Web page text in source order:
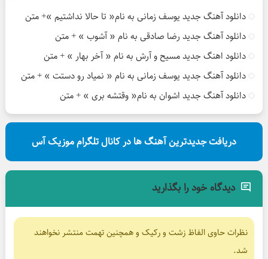
دانلود آهنگ جدید یوسف زمانی به نام« تا حالا نداشتیم »+ متن
دانلود آهنگ جدید رضا صادقی به نام « آشوب » + متن
دانلود اهنگ جدید مسیح و آرش به نام « آخر بهار » + متن
دانلود آهنگ جدید یوسف زمانی به نام « نمیاد رو دستت » + متن
دانلود آهنگ جدید اشوان به نام« وقتشه بری » + متن
دریافت جدیدترین آهنگ ها در کانال تلگرام موزیک آس
دیدگاه خود را بگذارید
نظرات حاوی الفاظ زشت و رکیک و همچنین تهمت منتشر نخواهند
شد.